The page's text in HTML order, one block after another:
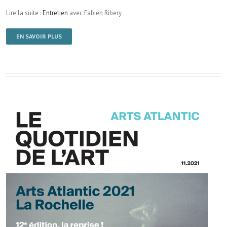
Lire la suite :Entretien avec Fabien Ribery
EN SAVOIR PLUS